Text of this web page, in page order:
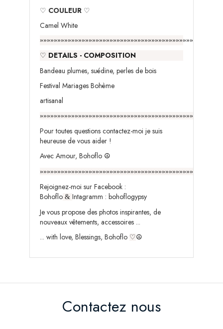
♡ COULEUR ♡
Camel White
»»»»»»»»»»»»»»»»»»»»»»»»»»»»»»»»»»»»»»»»»»»»
♡ DETAILS - COMPOSITION
Bandeau plumes, suédine, perles de bois
Festival Mariages Bohème
artisanal
»»»»»»»»»»»»»»»»»»»»»»»»»»»»»»»»»»»»»»»»»»»»
Pour toutes questions contactez-moi je suis
heureuse de vous aider !
Avec Amour, Bohoflo ☮️
»»»»»»»»»»»»»»»»»»»»»»»»»»»»»»»»»»»»»»»»»»»»
Rejoignez-moi sur Facebook :
Bohoflo & Intagramm : bohoflogypsy
Je vous propose des photos inspirantes, de
nouveaux vêtements, accessoires ...
... with love, Blessings, Bohoflo ♡☮️
Contactez nous